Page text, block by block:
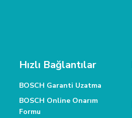
Hızlı Bağlantılar
BOSCH Garanti Uzatma
BOSCH Online Onarım
Formu